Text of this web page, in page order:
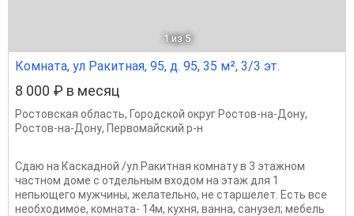
1 из 5
Комната, ул Ракитная, 95, д. 95, 35 м², 3/3 эт.
8 000 ₽ в месяц
Ростовская область, Городской округ Ростов-на-Дону,
Ростов-на-Дону, Первомайский р-н
Сдаю на Каскадной /ул.Ракитная комнату в 3 этажном
частном доме с отдельным входом на этаж для 1
непьющего мужчины, желательно, не старшелет. Есть все
необходимое, комната- 14м, кухня, ванна, санузел; мебель